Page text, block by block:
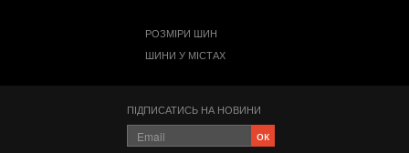
РОЗМІРИ ШИН
ШИНИ У МІСТАХ
ПІДПИСАТИСЬ НА НОВИНИ
ок